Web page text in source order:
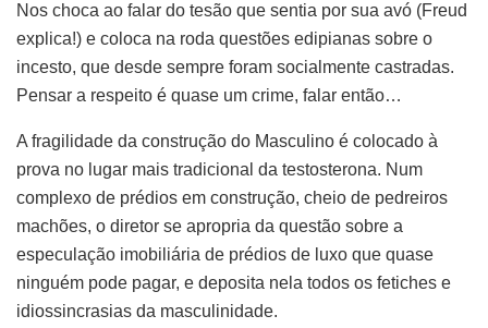
Nos choca ao falar do tesão que sentia por sua avó (Freud
explica!) e coloca na roda questões edipianas sobre o
incesto, que desde sempre foram socialmente castradas.
Pensar a respeito é quase um crime, falar então…
A fragilidade da construção do Masculino é colocado à
prova no lugar mais tradicional da testosterona. Num
complexo de prédios em construção, cheio de pedreiros
machões, o diretor se apropria da questão sobre a
especulação imobiliária de prédios de luxo que quase
ninguém pode pagar, e deposita nela todos os fetiches e
idiossincrasias da masculinidade.